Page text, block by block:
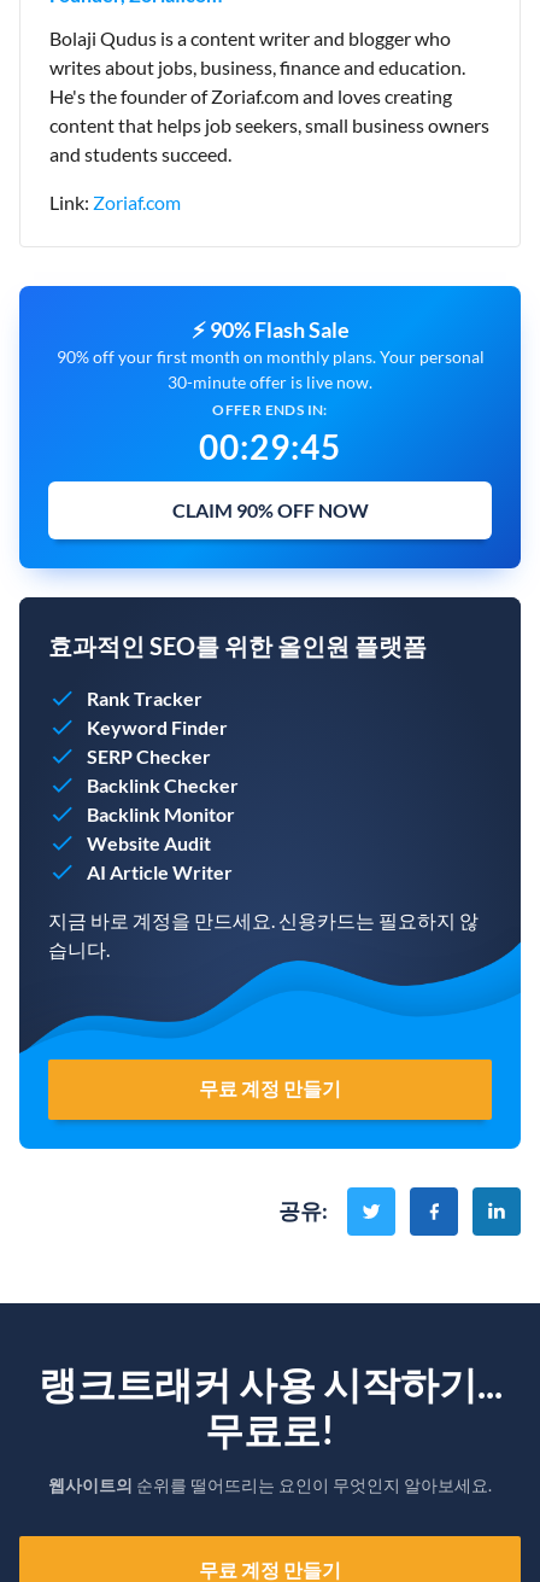
Bolaji Qudus is a content writer and blogger who
writes about jobs, business, finance and education.
He's the founder of Zoriaf.com and loves creating
content that helps job seekers, small business owners
and students succeed.
Link: Zoriaf.com
⚡ 90% Flash Sale
90% off your first month on monthly plans. Your personal
30-minute offer is live now.
OFFER ENDS IN:
00:29:44
CLAIM 90% OFF NOW
효과적인 SEO를 위한 올인원 플랫폼
Rank Tracker
Keyword Finder
SERP Checker
Backlink Checker
Backlink Monitor
Website Audit
AI Article Writer
지금 바로 계정을 만드세요. 신용카드는 필요하지 않
습니다.
무료 계정 만들기
공유:
랭크트래커 사용 시작하기...
무료로!
웹사이트의 순위를 떨어뜨리는 요인이 무엇인지 알아보세요.
무료 계정 만들기